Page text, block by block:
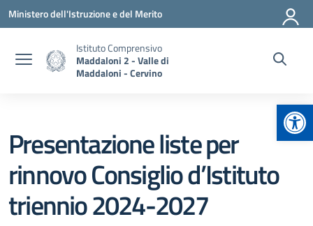
Vai ai contenuti
Vai al menu di navigazione
Vai al footer
Ministero dell'Istruzione e del Merito
Istituto Comprensivo
Maddaloni 2 - Valle di
Maddaloni - Cervino
Presentazione liste per
rinnovo Consiglio d’Istituto
triennio 2024-2027